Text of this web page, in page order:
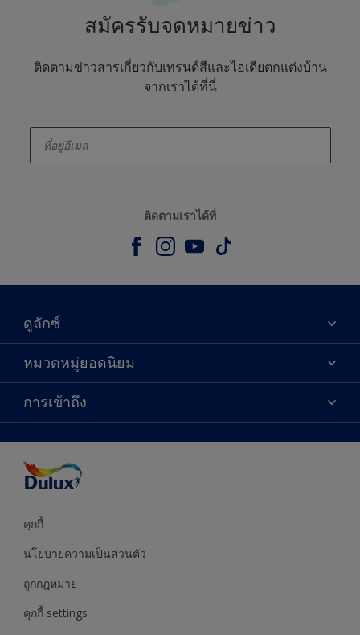
สมัครรับจดหมายข่าว
ติดตามข่าวสารเกี่ยวกับเทรนด์สีและไอเดียตกแต่งบ้าน
จากเราได้ที่นี่
ติดตามเราได้ที่
ดูลักซ์
เกี่ยวกับดูลักซ์
ติดต่อเรา
ค้นหาร้านค้า
หมวดหมู่ยอดนิยม
ผลิตภัณฑ์
ไอเดียการตกแต่ง
คำแนะนำจากผู้เชี่ยวชาญ
บริการออกแบบสี
การเข้าถึง
คุกกี้
นโยบายความเป็นส่วนตัว
ถูกกฎหมาย
คุกกี้ settings